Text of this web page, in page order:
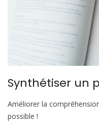
Synthétiser un
Améliorer la
possible !